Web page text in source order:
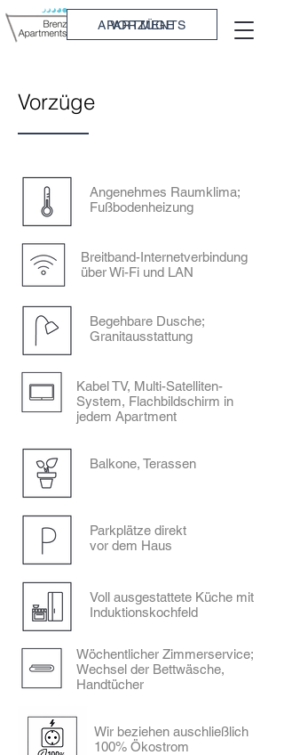
APARTMENTS
VORZÜGE
Vorzüge
Angenehmes Raumklima;
Fußbodenheizung
Breitband-Internetverbindung
über Wi-Fi und LAN
Begehbare Dusche;
Granitausstattung
Kabel TV, Multi-Satelliten-
System, Flachbildschirm in
jedem Apartment
Balkone, Terassen
Parkplätze direkt
vor dem Haus
Voll ausgestattete Küche mit
Induktionskochfeld
Wöchentlicher Zimmerservice;
Wechsel der Bettwäsche,
Handtücher
Wir beziehen auschließlich
100% Ökostrom